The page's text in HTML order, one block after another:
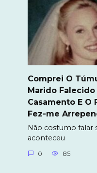
Comprei O
Marido Falecido
Casamento E O
Fez-me
Não costumo falar
aconteceu
0 85